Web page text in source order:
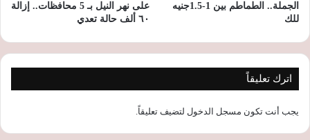
الجملة.. الطماطم بين 1-1.5جنيه
للك
على نهر النيل بـ 5 محافظات.. إزالة
٦٠ ألف حالة تعدي
اترك تعليقاً
يجب أنت تكون مسجل الدخول لتضيف تعليقاً.